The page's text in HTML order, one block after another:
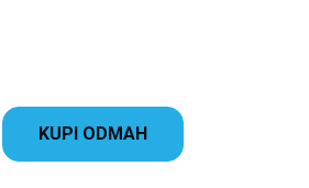
KUPI ODMAH